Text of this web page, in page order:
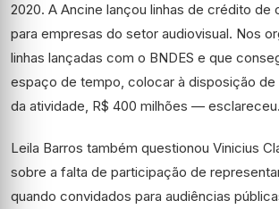
2020. A Ancine lançou linhas de crédito de
para empresas do setor audiovisual. Nos
linhas lançadas com o BNDES e que
espaço de tempo, colocar à disposição
da atividade, R$ 400 milhões — esclareceu.
Leila Barros também questionou Vinicius
sobre a falta de participação de
quando convidados para audiências